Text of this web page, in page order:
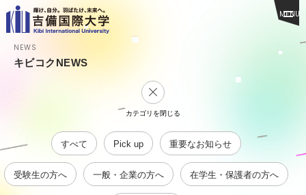
MENU
NEWS
キビコクNEWS
カテゴリを閉じる
すべて Pick up 重要なお知らせ
受験生の方へ 一般・企業の方へ 在学生・保護者の方へ